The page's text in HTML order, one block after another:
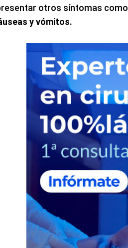
otros síntomas como
y vómitos.